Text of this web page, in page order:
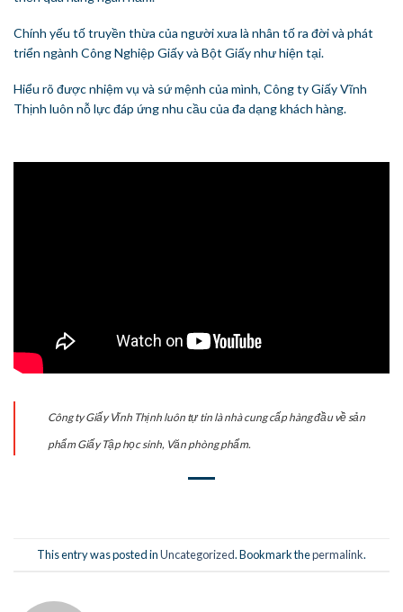
Chính yếu tố truyền thừa của người xưa là nhân tố ra đời và phát
triển ngành Công Nghiệp Giấy và Bột Giấy như hiện tại.
Hiểu rõ được nhiệm vụ và sứ mệnh của mình, Công ty Giấy Vĩnh
Thịnh luôn nỗ lực đáp ứng nhu cầu của đa dạng khách hàng.
Công ty Giấy Vĩnh Thịnh luôn tự tin là nhà cung cấp hàng đầu về sản
phẩm Giấy Tập học sinh, Văn phòng phẩm.
This entry was posted inUncategorized. Bookmark thepermalink.